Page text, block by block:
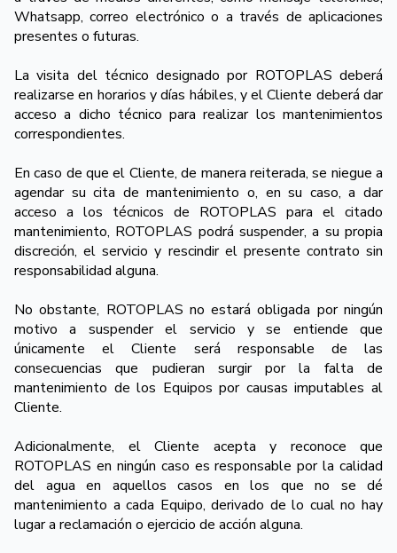
Whatsapp, correo electrónico o a través de aplicaciones
presentes o futuras.
La visita del técnico designado por ROTOPLAS deberá
realizarse en horarios y días hábiles, y el Cliente deberá dar
acceso a dicho técnico para realizar los mantenimientos
correspondientes.
En caso de que el Cliente, de manera reiterada, se niegue a
agendar su cita de mantenimiento o, en su caso, a dar
acceso a los técnicos de ROTOPLAS para el citado
mantenimiento, ROTOPLAS podrá suspender, a su propia
discreción, el servicio y rescindir el presente contrato sin
responsabilidad alguna.
No obstante, ROTOPLAS no estará obligada por ningún
motivo a suspender el servicio y se entiende que
únicamente el Cliente será responsable de las
consecuencias que pudieran surgir por la falta de
mantenimiento de los Equipos por causas imputables al
Cliente.
Adicionalmente, el Cliente acepta y reconoce que
ROTOPLAS en ningún caso es responsable por la calidad
del agua en aquellos casos en los que no se dé
mantenimiento a cada Equipo, derivado de lo cual no hay
lugar a reclamación o ejercicio de acción alguna.